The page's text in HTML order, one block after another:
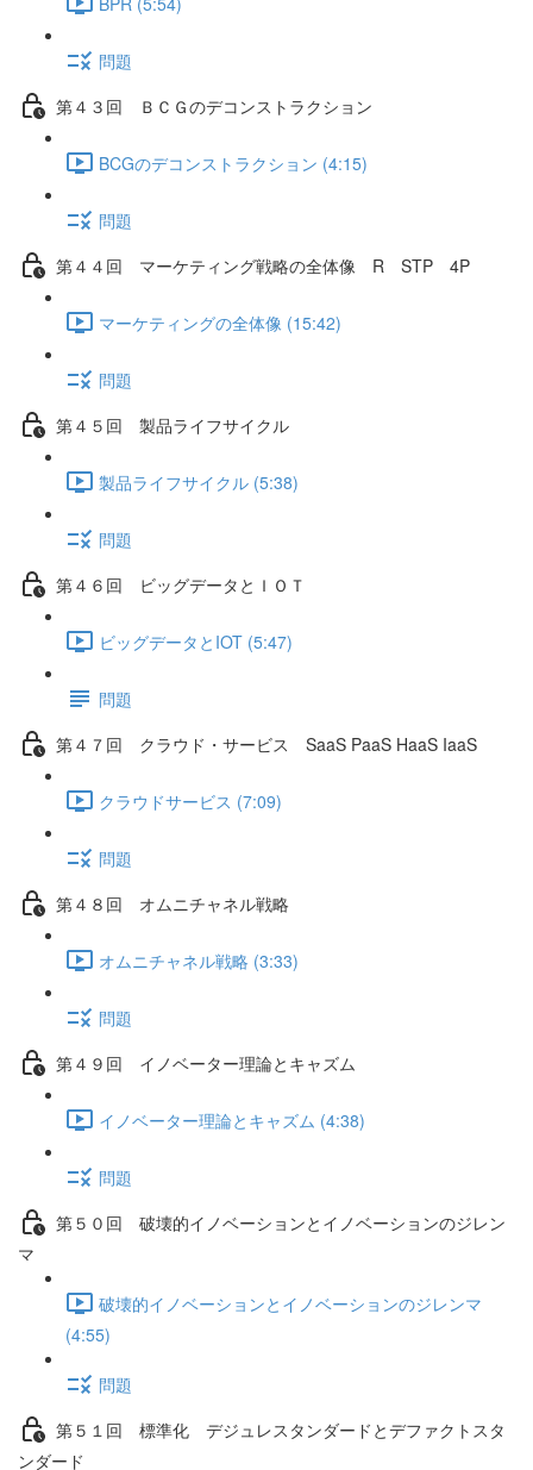
問題
第４３回 ＢＣＧのデコンストラクション
BCGのデコンストラクション (4:15)
問題
第４４回 マーケティング戦略の全体像 R STP 4P
マーケティングの全体像 (15:42)
問題
第４５回 製品ライフサイクル
製品ライフサイクル (5:38)
問題
第４６回 ビッグデータとＩＯＴ
ビッグデータとIOT (5:47)
問題
第４７回 クラウド・サービス SaaS PaaS HaaS IaaS
クラウドサービス (7:09)
問題
第４８回 オムニチャネル戦略
オムニチャネル戦略 (3:33)
問題
第４９回 イノベーター理論とキャズム
イノベーター理論とキャズム (4:38)
問題
第５０回 破壊的イノベーションとイノベーションのジレン
マ
破壊的イノベーションとイノベーションのジレンマ
(4:55)
問題
第５１回 標準化 デジュレスタンダードとデファクトスタ
ンダード